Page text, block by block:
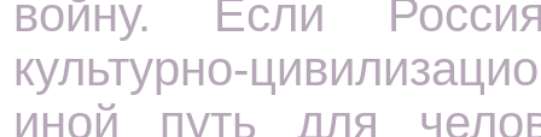
войну. Если
культурно-
иной путь для